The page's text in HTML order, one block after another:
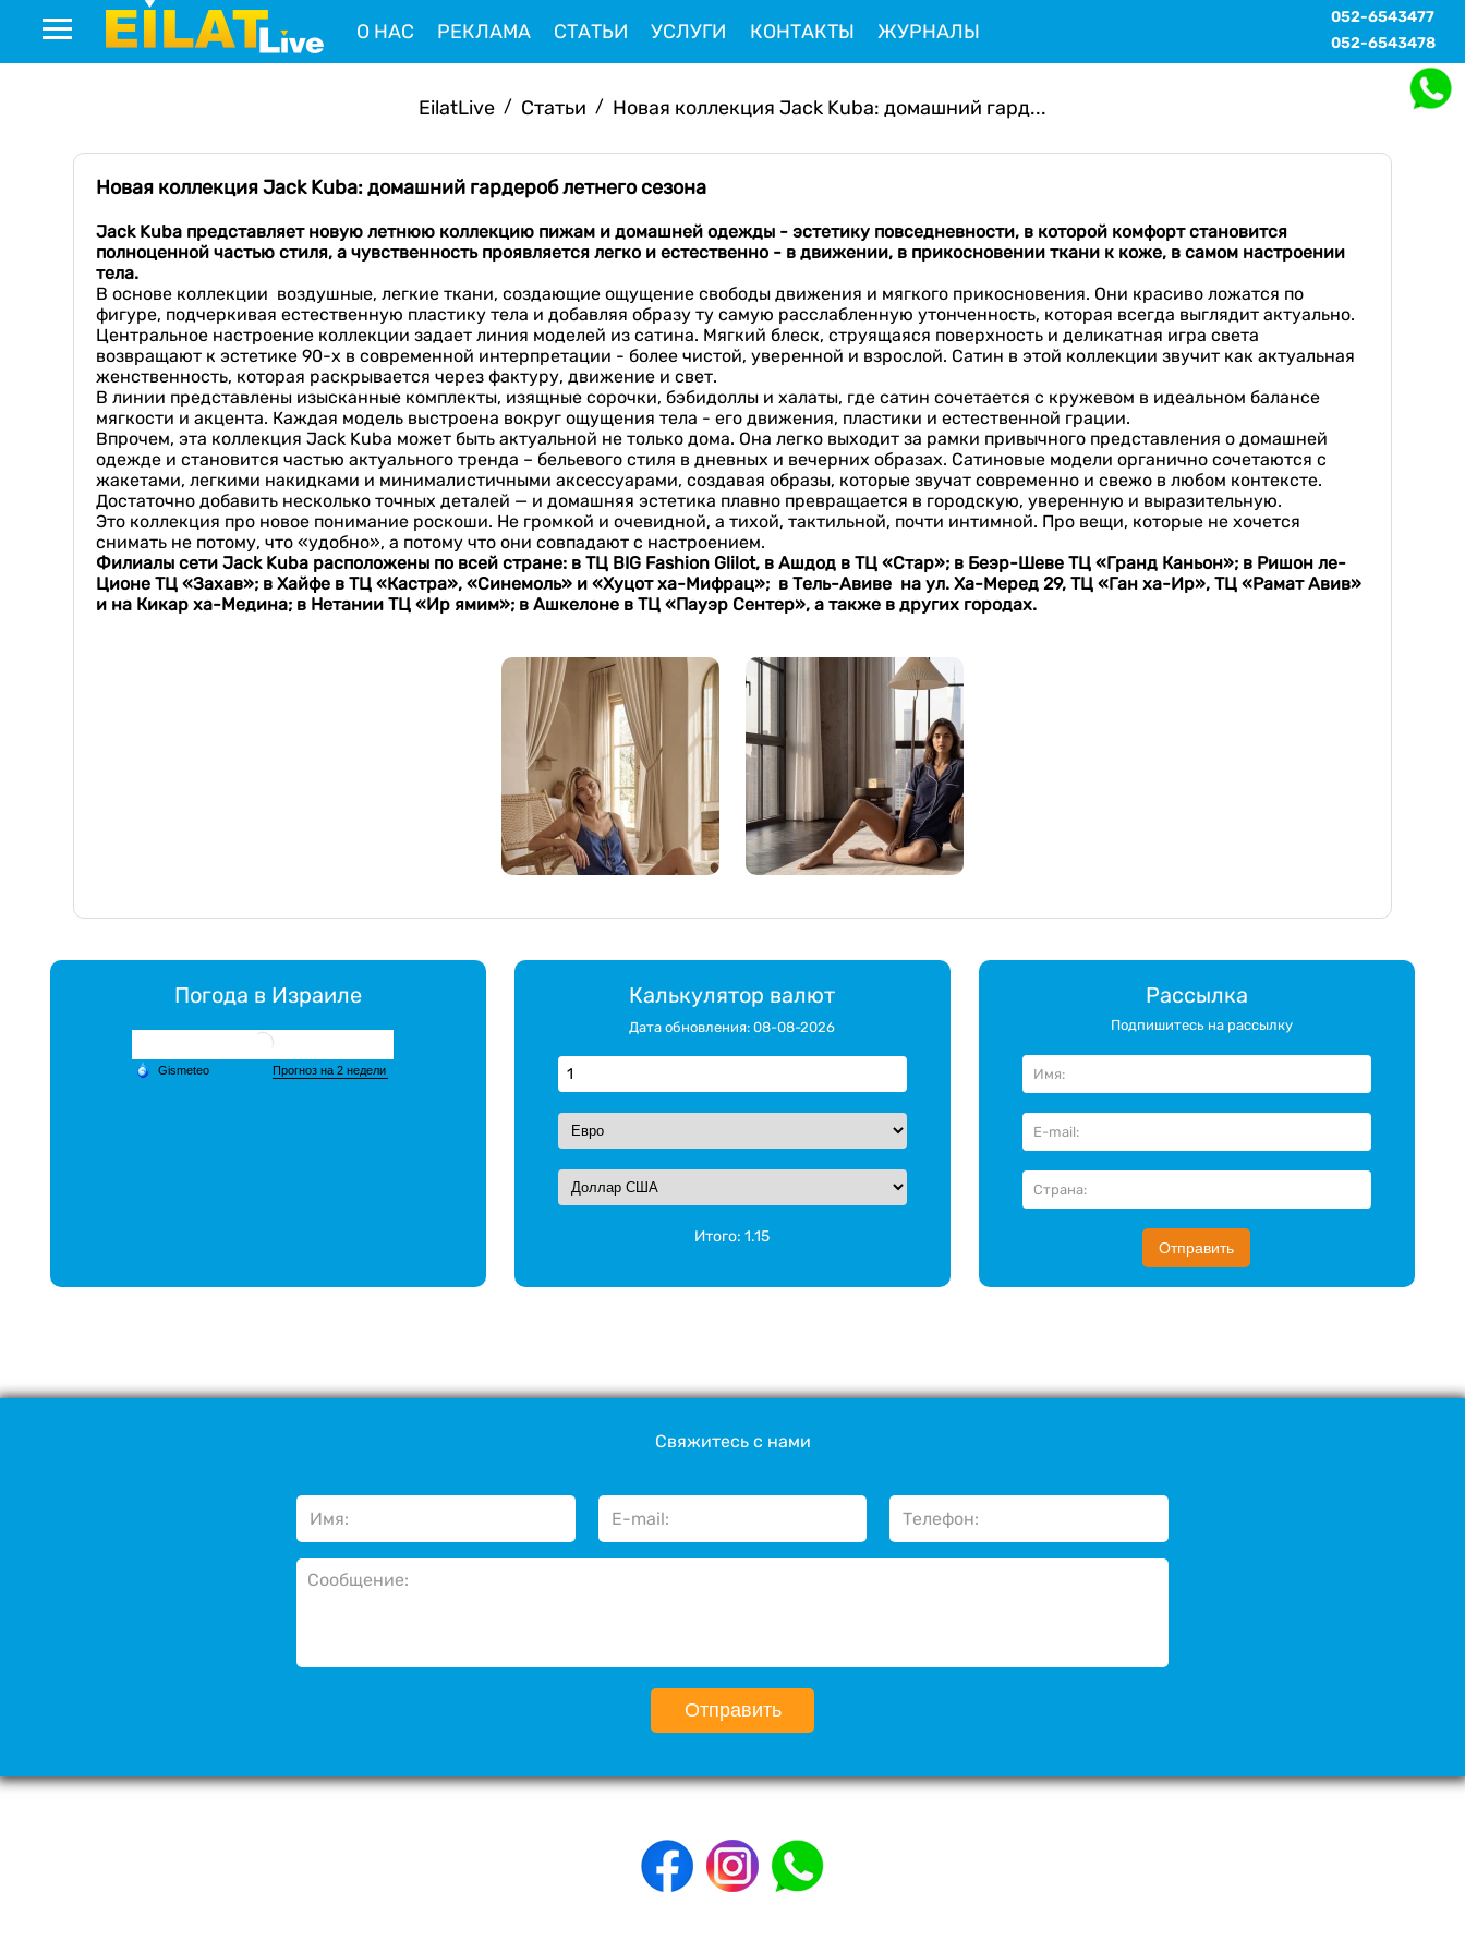
О НАС РЕКЛАМА СТАТЬИ УСЛУГИ КОНТАКТЫ ЖУРНАЛЫ
052-6543477
052-6543478
EilatLive / Статьи / Новая коллекция Jack Kuba: домашний гард...
Новая коллекция Jack Kuba: домашний гардероб летнего сезона
Jack Kuba представляет новую летнюю коллекцию пижам и домашней одежды - эстетику повседневности, в которой комфорт становится
полноценной частью стиля, а чувственность проявляется легко и естественно - в движении, в прикосновении ткани к коже, в самом настроении
тела.
В основе коллекции воздушные, легкие ткани, создающие ощущение свободы движения и мягкого прикосновения. Они красиво ложатся по
фигуре, подчеркивая естественную пластику тела и добавляя образу ту самую расслабленную утонченность, которая всегда выглядит актуально.
Центральное настроение коллекции задает линия моделей из сатина. Мягкий блеск, струящаяся поверхность и деликатная игра света
возвращают к эстетике 90-х в современной интерпретации - более чистой, уверенной и взрослой. Сатин в этой коллекции звучит как актуальная
женственность, которая раскрывается через фактуру, движение и свет.
В линии представлены изысканные комплекты, изящные сорочки, бэбидоллы и халаты, где сатин сочетается с кружевом в идеальном балансе
мягкости и акцента. Каждая модель выстроена вокруг ощущения тела - его движения, пластики и естественной грации.
Впрочем, эта коллекция Jack Kuba может быть актуальной не только дома. Она легко выходит за рамки привычного представления о домашней
одежде и становится частью актуального тренда – бельевого стиля в дневных и вечерних образах. Сатиновые модели органично сочетаются с
жакетами, легкими накидками и минималистичными аксессуарами, создавая образы, которые звучат современно и свежо в любом контексте.
Достаточно добавить несколько точных деталей — и домашняя эстетика плавно превращается в городскую, уверенную и выразительную.
Это коллекция про новое понимание роскоши. Не громкой и очевидной, а тихой, тактильной, почти интимной. Про вещи, которые не хочется
снимать не потому, что «удобно», а потому что они совпадают с настроением.
Филиалы сети Jack Kuba расположены по всей стране: в ТЦ BIG Fashion Glilot, в Ашдод в ТЦ «Стар»; в Беэр-Шеве ТЦ «Гранд Каньон»; в Ришон ле-
Ционе ТЦ «Захав»; в Хайфе в ТЦ «Кастра», «Синемоль» и «Хуцот ха-Мифрац»; в Тель-Авиве на ул. Ха-Меред 29, ТЦ «Ган ха-Ир», ТЦ «Рамат Авив»
и на Кикар ха-Медина; в Нетании ТЦ «Ир ямим»; в Ашкелоне в ТЦ «Пауэр Сентер», а также в других городах.
Погода в Израиле Калькулятор валют
Дата обновления: 08-08-2026
Итого:1.15
Рассылка
Подпишитесь на рассылку
Отправить
Свяжитесь с нами
Отправить